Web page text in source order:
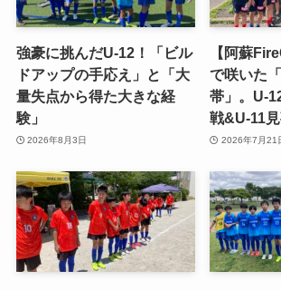
強豪に挑んだU-12！「ビル
ドアップの手応え」と「大
量失点から得た大きな経
験」
2026年8月3日
【阿蘇
で咲いた
帯」。U-
戦&U-11
2026年7月21